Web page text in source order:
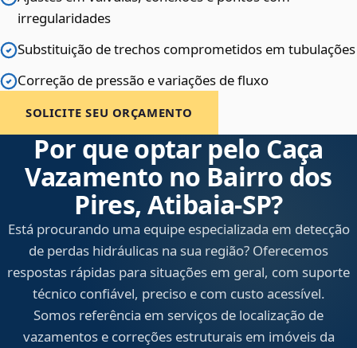
irregularidades
Substituição de trechos comprometidos em tubulações
Correção de pressão e variações de fluxo
SOLICITE SEU ORÇAMENTO
Por que optar pelo Caça
Vazamento no Bairro dos
Pires, Atibaia‑SP?
Está procurando uma equipe especializada em detecção
de perdas hidráulicas na sua região? Oferecemos
respostas rápidas para situações em geral, com suporte
técnico confiável, preciso e com custo acessível.
Somos referência em serviços de localização de
vazamentos e correções estruturais em imóveis da